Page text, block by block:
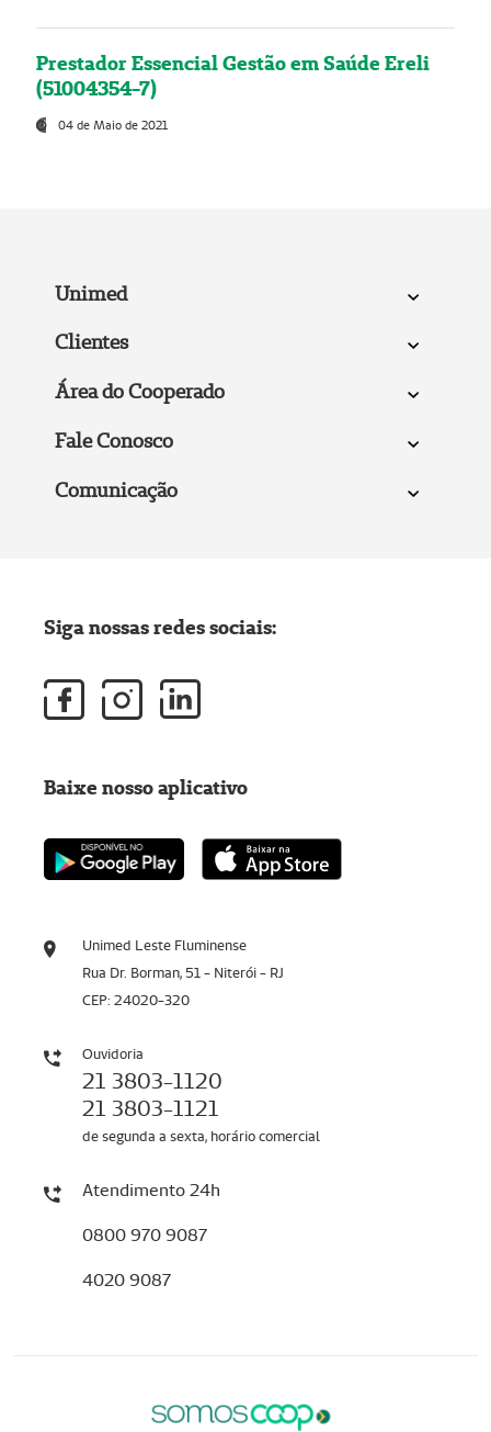
Prestador Essencial Gestão em Saúde Ereli
(51004354-7)
04 de Maio de 2021
Unimed
Clientes
Área do Cooperado
Fale Conosco
Comunicação
Unimed Leste Fluminense
Rua Dr. Borman, 51 - Niterói - RJ
CEP: 24020-320
Ouvidoria
21 3803-1120
21 3803-1121
de segunda a sexta, horário comercial
Atendimento 24h
0800 970 9087
4020 9087
Siga nossas redes sociais:
Baixe nosso aplicativo